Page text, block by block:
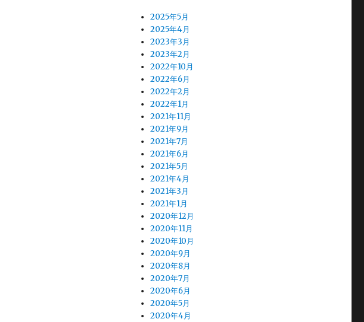
2025年5月
2025年4月
2023年3月
2023年2月
2022年10月
2022年6月
2022年2月
2022年1月
2021年11月
2021年9月
2021年7月
2021年6月
2021年5月
2021年4月
2021年3月
2021年1月
2020年12月
2020年11月
2020年10月
2020年9月
2020年8月
2020年7月
2020年6月
2020年5月
2020年4月